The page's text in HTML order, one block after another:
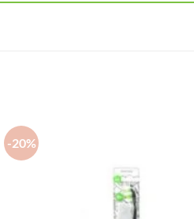
-20%